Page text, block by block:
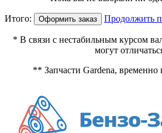
Итого: Оформить заказ Продолжить
* В связи с нестабильным курсом
могут
** Запчасти Gardena, временно